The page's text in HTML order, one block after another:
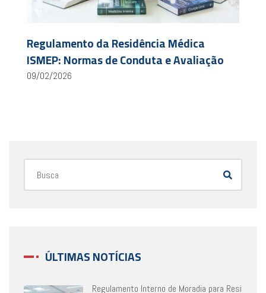
Regulamento da Residência Médica
ISMEP: Normas de Conduta e Avaliação
09/02/2026
ÚLTIMAS NOTÍCIAS
Regulamento Interno de Moradia para Resi